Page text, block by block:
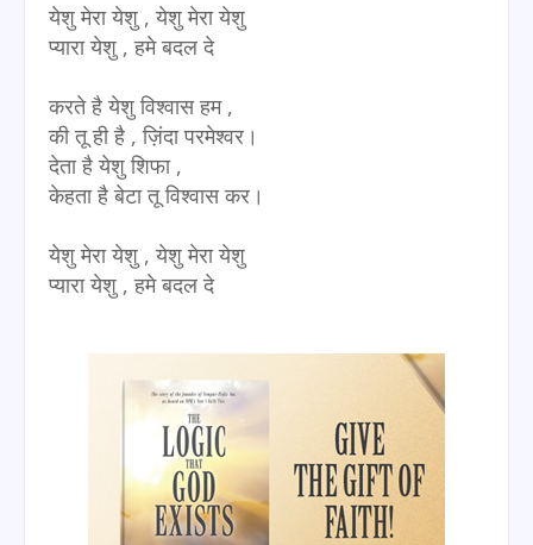
येशु मेरा येशु , येशु मेरा येशु
प्यारा येशु , हमे बदल दे
करते है येशु विश्वास हम ,
की तू ही है , ज़िंदा परमेश्वर।
देता है येशु शिफा ,
केहता है बेटा तू विश्वास कर।
येशु मेरा येशु , येशु मेरा येशु
प्यारा येशु , हमे बदल दे